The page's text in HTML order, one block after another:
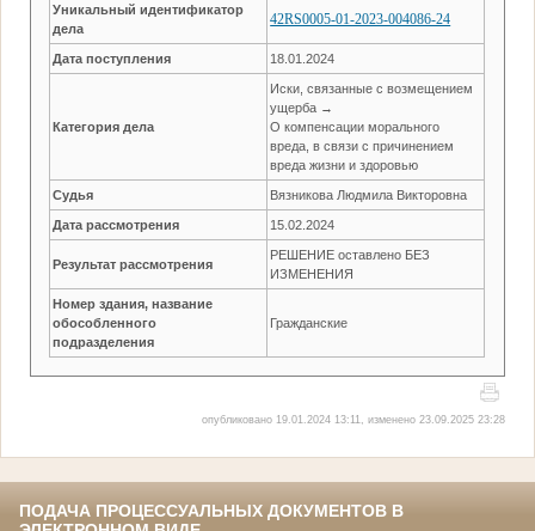
Уникальный идентификатор
дела
42RS0005-01-2023-004086-24
Дата поступления 18.01.2024
Категория дела
Иски, связанные с возмещением
ущерба →
О компенсации морального
вреда, в связи с причинением
вреда жизни и здоровью
Судья Вязникова Людмила Викторовна
Дата рассмотрения 15.02.2024
Результат рассмотрения
РЕШЕНИЕ оставлено БЕЗ
ИЗМЕНЕНИЯ
Номер здания, название
обособленного
подразделения
Гражданские
опубликовано 19.01.2024 13:11, изменено 23.09.2025 23:28
ПОДАЧА ПРОЦЕССУАЛЬНЫХ ДОКУМЕНТОВ В